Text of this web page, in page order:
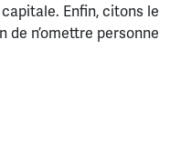
Enfin, citons le
n’omettre personne